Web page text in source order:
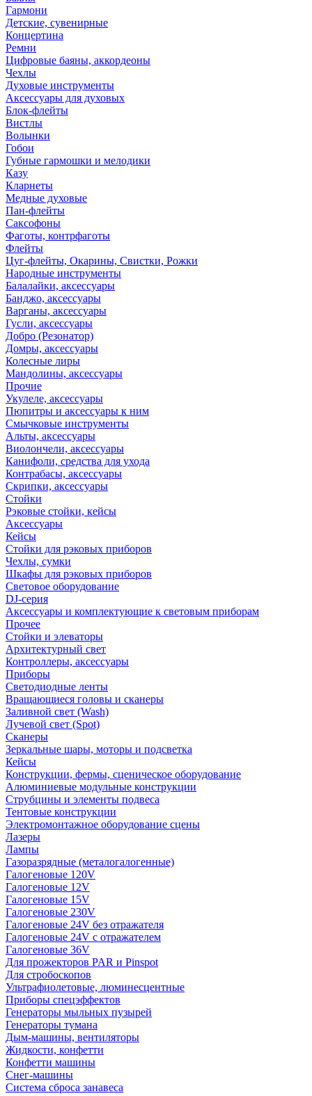
Гармони
Детские, сувенирные
Концертина
Ремни
Цифровые баяны, аккордеоны
Чехлы
Духовые инструменты
Аксессуары для духовых
Блок-флейты
Вистлы
Волынки
Гобои
Губные гармошки и мелодики
Казу
Кларнеты
Медные духовые
Пан-флейты
Саксофоны
Фаготы, контрфаготы
Флейты
Цуг-флейты, Окарины, Свистки, Рожки
Народные инструменты
Балалайки, аксессуары
Банджо, аксессуары
Варганы, аксессуары
Гусли, аксессуары
Добро (Резонатор)
Домры, аксессуары
Колесные лиры
Мандолины, аксессуары
Прочие
Укулеле, аксессуары
Пюпитры и аксессуары к ним
Смычковые инструменты
Альты, аксессуары
Виолончели, аксессуары
Канифоли, средства для ухода
Контрабасы, аксессуары
Скрипки, аксессуары
Стойки
Рэковые стойки, кейсы
Аксессуары
Кейсы
Стойки для рэковых приборов
Чехлы, сумки
Шкафы для рэковых приборов
Световое оборудование
DJ-серия
Аксессуары и комплектующие к световым приборам
Прочее
Стойки и элеваторы
Архитектурный свет
Контроллеры, аксессуары
Приборы
Светодиодные ленты
Вращающиеся головы и сканеры
Заливной свет (Wash)
Лучевой свет (Spot)
Сканеры
Зеркальные шары, моторы и подсветка
Кейсы
Конструкции, фермы, сценическое оборудование
Алюминиевые модульные конструкции
Струбцины и элементы подвеса
Тентовые конструкции
Электромонтажное оборудование сцены
Лазеры
Лампы
Газоразрядные (металогалогенные)
Галогеновые 120V
Галогеновые 12V
Галогеновые 15V
Галогеновые 230V
Галогеновые 24V без отражателя
Галогеновые 24V с отражателем
Галогеновые 36V
Для прожекторов PAR и Pinspot
Для стробоскопов
Ультрафиолетовые, люминесцентные
Приборы спецэффектов
Генераторы мыльных пузырей
Генераторы тумана
Дым-машины, вентиляторы
Жидкости, конфетти
Конфетти машины
Снег-машины
Система сброса занавеса